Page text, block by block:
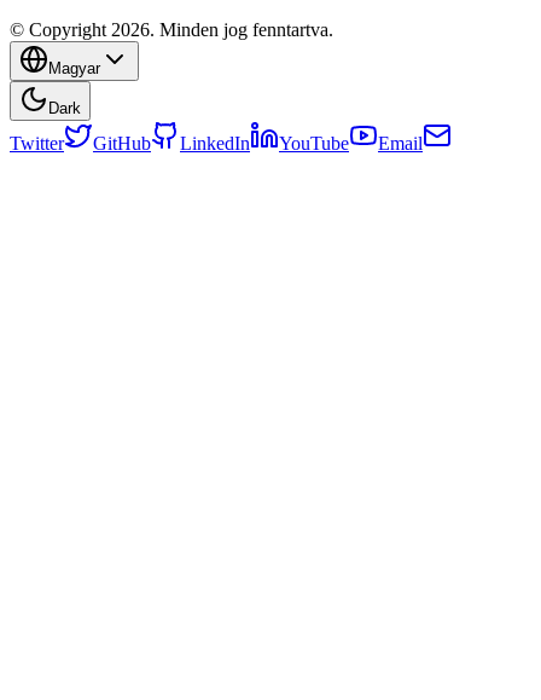
© Copyright 2026. Minden jog fenntartva.
Magyar
Dark
Twitter GitHub LinkedIn YouTube Email